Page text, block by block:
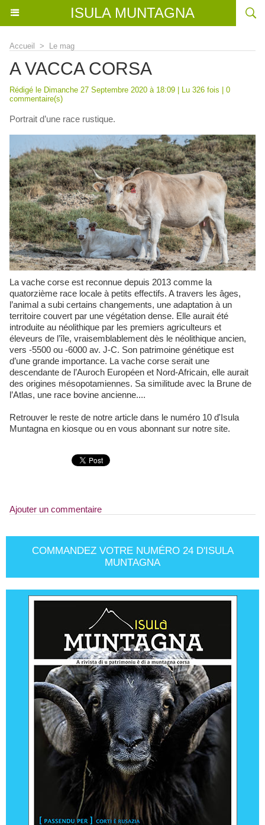
ISULA MUNTAGNA
Accueil > Le mag
A VACCA CORSA
Rédigé le Dimanche 27 Septembre 2020 à 18:09 | Lu 326 fois | 0
commentaire(s)
Portrait d’une race rustique.
La vache corse est reconnue depuis 2013 comme la
quatorzième race locale à petits effectifs. A travers les âges,
l’animal a subi certains changements, une adaptation à un
territoire couvert par une végétation dense. Elle aurait été
introduite au néolithique par les premiers agriculteurs et
éleveurs de l’île, vraisemblablement dès le néolithique ancien,
vers -5500 ou -6000 av. J-C. Son patrimoine génétique est
d’une grande importance. La vache corse serait une
descendante de l’Auroch Européen et Nord-Africain, elle aurait
des origines mésopotamiennes. Sa similitude avec la Brune de
l’Atlas, une race bovine ancienne....
Retrouver le reste de notre article dans le numéro 10 d'Isula
Muntagna en kiosque ou en vous abonnant sur notre site.
Ajouter un commentaire
COMMANDEZ VOTRE NUMÉRO 24 D'ISULA
MUNTAGNA